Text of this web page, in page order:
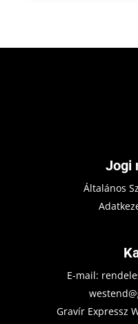
Jogi
Általános
E-mail:
Gravír Expressz